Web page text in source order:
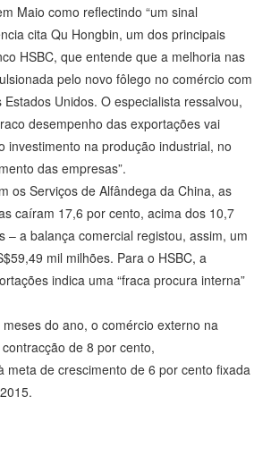
Maio como reflectindo “um sinal
cita Qu Hongbin, um dos principais
HSBC, que entende que a melhoria nas
pelo novo fôlego no comércio com
Unidos. O especialista ressalvou,
desempenho das exportações vai
investimento na produção industrial, no
das empresas”.
os Serviços de Alfândega da China, as
caíram 17,6 por cento, acima dos 10,7
– a balança comercial registou, assim, um
mil milhões. Para o HSBC, a
indica uma “fraca procura interna”
do ano, o comércio externo na
de 8 por cento,
meta de crescimento de 6 por cento fixada